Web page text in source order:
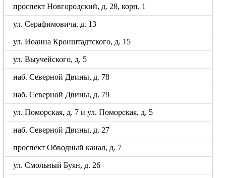
проспект Новгородский, д. 28, корп. 1
ул. Серафимовича, д. 13
ул. Иоанна Кронштадтского, д. 15
ул. Выучейского, д. 5
наб. Северной Двины, д. 78
наб. Северной Двины, д. 79
ул. Поморская, д. 7 и ул. Поморская, д. 5
наб. Северной Двины, д. 27
проспект Обводный канал, д. 7
ул. Смольный Буян, д. 26